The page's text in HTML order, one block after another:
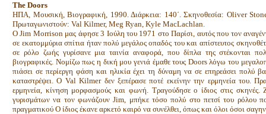
The Doors
ΗΠΑ, Μουσική, Βιογραφική, 1990. Διάρκεια: 140΄. Σκηνοθεσία: Oliver
Πρωταγωνιστούν: Val Kilmer, Meg Ryan, Kyle MacLachlan.
O Jim Morrison μας άφησε 3 Ιούλη του 1971 στο Παρίσι, αυτός που τον
σε εκατομμύρια σπίτια ήταν πολύ μεγάλος οπαδός του και απίστευτος
σε ρόλο ζωής γυρίσανε μια ταινία αναφορά, που δίπλα της στέκονται
βιογραφικές. Νομίζω πως η δική μου γενιά έμαθε τους Doors λόγω του
πιάσει σε περίεργη φάση και ηλικία έχει τη δύναμη να σε επηρεάσει πολύ
καταστρέψει. O Val Kilmer δεν ξεπέρασε ποτέ εκείνην την ερμηνεία του.
ερμηνεία, κίνηση μορφασμούς και φωνή. Τραγούδησε ο ίδιος στις
γυρισμάτων να τον φωνάζουν Jim, μπήκε τόσο πολύ στο πετσί του ρόλου
πραγματικού Ο ίδιος έκανε αρκετό καιρό να συνέλθει, όπως και όλοι όσοι